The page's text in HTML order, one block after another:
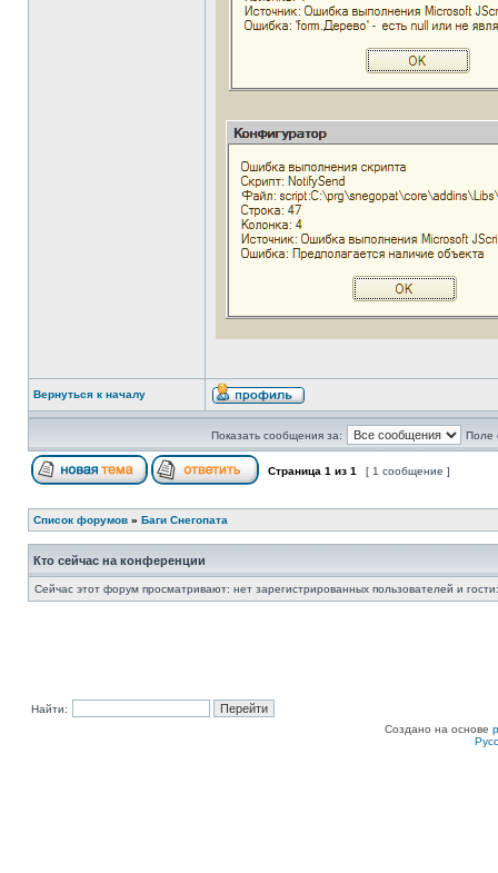
Вернуться к началу
Показать сообщения за: Поле
Страница 1 из 1 [ 1 сообщение ]
Список форумов » Баги Снегопата
Кто сейчас на конференции
Сейчас этот форум просматривают: нет зарегистрированных пользователей и
Найти:
Создано на основе